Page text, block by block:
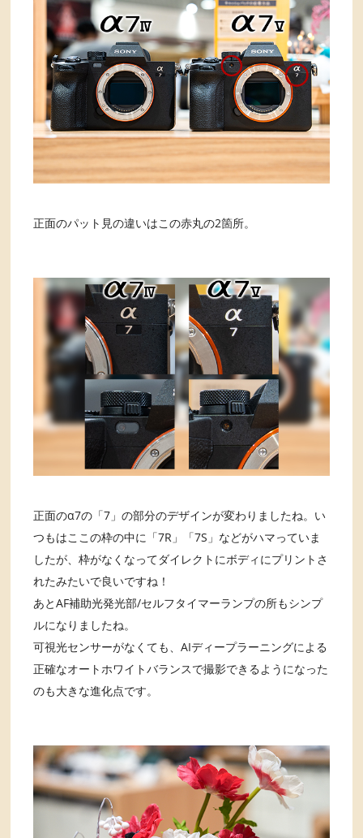
正面のパット見の違いはこの赤丸の2箇所。
正面のα7の「7」の部分のデザインが変わりましたね。い
つもはここの枠の中に「7R」「7S」などがハマっていま
したが、枠がなくなってダイレクトにボディにプリントさ
れたみたいで良いですね！
あとAF補助光発光部/セルフタイマーランプの所もシンプ
ルになりましたね。
可視光センサーがなくても、AIディープラーニングによる
正確なオートホワイトバランスで撮影できるようになった
のも大きな進化点です。